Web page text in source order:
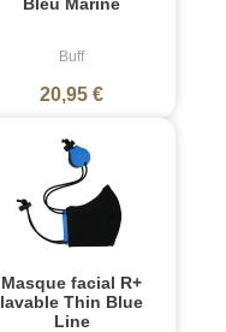
Buff
20,95 €
Masque facial R+
lavable Thin Blue
Line